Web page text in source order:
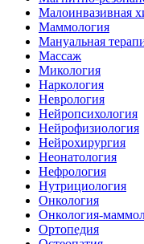
Малоинвазивная
Маммология
Мануальная
Массаж
Микология
Наркология
Неврология
Нейропсихология
Нейрофизиология
Нейрохирургия
Неонатология
Нефрология
Нутрициология
Онкология
Онкология-
Ортопедия